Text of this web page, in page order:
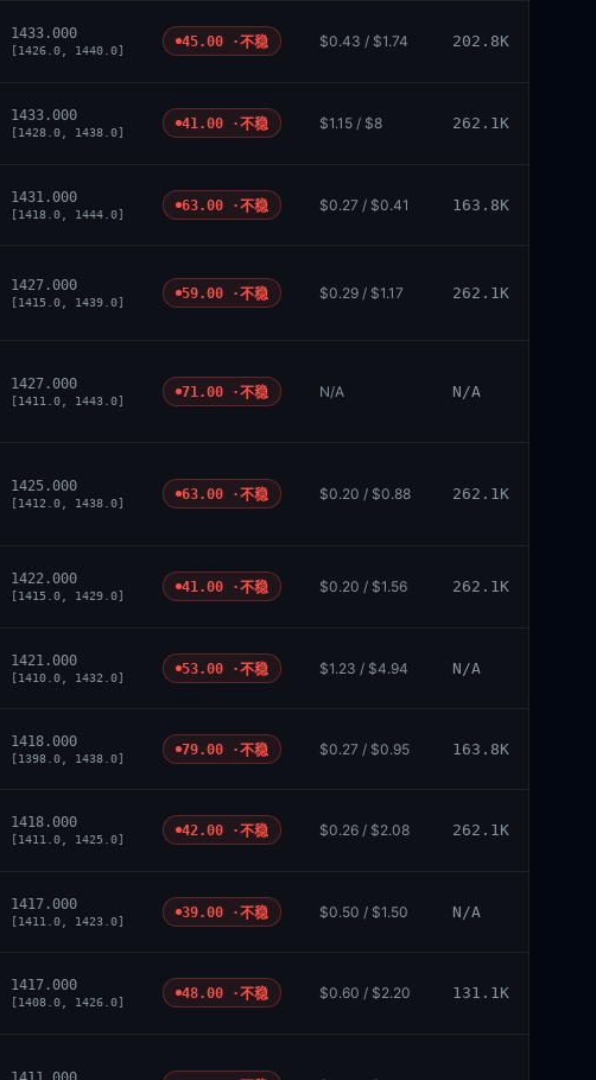
1433.000
[1426.0, 1440.0]
45.00 ·不稳 $0.43 / $1.74 202.8K
1433.000
[1428.0, 1438.0]
41.00 ·不稳 $1.15 / $8 262.1K
1431.000
[1418.0, 1444.0]
63.00 ·不稳 $0.27 / $0.41 163.8K
1427.000
[1415.0, 1439.0]
59.00 ·不稳 $0.29 / $1.17 262.1K
1427.000
[1411.0, 1443.0]
71.00 ·不稳 N/A N/A
1425.000
[1412.0, 1438.0]
63.00 ·不稳 $0.20 / $0.88 262.1K
1422.000
[1415.0, 1429.0]
41.00 ·不稳 $0.20 / $1.56 262.1K
1421.000
[1410.0, 1432.0]
53.00 ·不稳 $1.23 / $4.94 N/A
1418.000
[1398.0, 1438.0]
79.00 ·不稳 $0.27 / $0.95 163.8K
1418.000
[1411.0, 1425.0]
42.00 ·不稳 $0.26 / $2.08 262.1K
1417.000
[1411.0, 1423.0]
39.00 ·不稳 $0.50 / $1.50 N/A
1417.000
[1408.0, 1426.0]
48.00 ·不稳 $0.60 / $2.20 131.1K